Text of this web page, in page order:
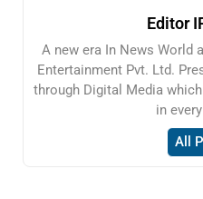
Editor
A new era In News World
Entertainment Pvt. Ltd.
through Digital Media
in
All